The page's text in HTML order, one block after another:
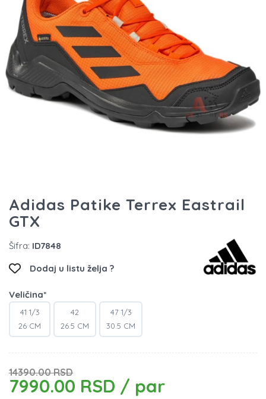
Adidas Patike Terrex Eastrail
GTX
Šifra: ID7848
Dodaj u listu želja ?
Veličina*
41 1/3
26 CM
42
26.5 CM
47 1/3
30.5 CM
14390.00 RSD
7990.00 RSD / par